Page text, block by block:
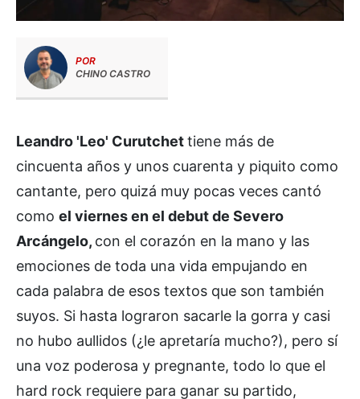
POR
CHINO CASTRO
Leandro 'Leo' Curutchettiene más de
cincuenta años y unos cuarenta y piquito como
cantante, pero quizá muy pocas veces cantó
como el viernes en el debut de Severo
Arcángelo, con el corazón en la mano y las
emociones de toda una vida empujando en
cada palabra de esos textos que son también
suyos. Si hasta lograron sacarle la gorra y casi
no hubo aullidos (¿le apretaría mucho?), pero sí
una voz poderosa y pregnante, todo lo que el
hard rock requiere para ganar su partido,